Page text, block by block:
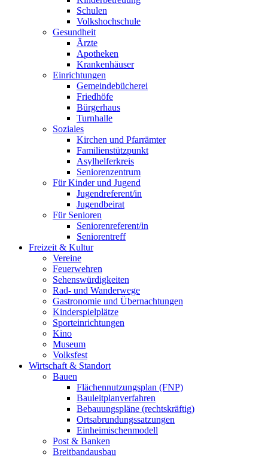
Schulen
Volkshochschule
Gesundheit
Ärzte
Apotheken
Krankenhäuser
Einrichtungen
Gemeindebücherei
Friedhöfe
Bürgerhaus
Turnhalle
Soziales
Kirchen und Pfarrämter
Familienstützpunkt
Asylhelferkreis
Seniorenzentrum
Für Kinder und Jugend
Jugendreferent/in
Jugendbeirat
Für Senioren
Seniorenreferent/in
Seniorentreff
Freizeit & Kultur
Vereine
Feuerwehren
Sehenswürdigkeiten
Rad- und Wanderwege
Gastronomie und Übernachtungen
Kinderspielplätze
Sporteinrichtungen
Kino
Museum
Volksfest
Wirtschaft & Standort
Bauen
Flächennutzungsplan (FNP)
Bauleitplanverfahren
Bebauungspläne (rechtskräftig)
Ortsabrundungssatzungen
Einheimischenmodell
Post & Banken
Breitbandausbau